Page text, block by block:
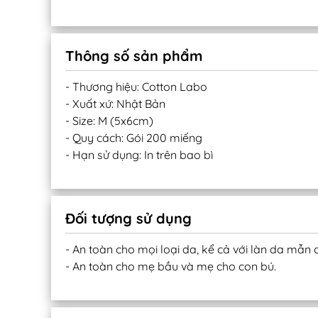
Thông số sản phẩm
- Thương hiệu: Cotton Labo
- Xuất xứ: Nhật Bản
- Size: M (5x6cm)
- Quy cách: Gói 200 miếng
- Hạn sử dụng: In trên bao bì
Đối tượng sử dụng
- An toàn cho mọi loại da, kể cả với làn da mẫn
- An toàn cho mẹ bầu và mẹ cho con bú.